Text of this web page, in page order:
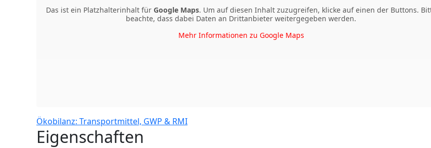
Das ist ein Platzhalterinhalt für Google Maps. Um auf diesen Inhalt zuzugreifen, klicke auf einen der Buttons.
beachte, dass dabei Daten an Drittanbieter weitergegeben werden.
Mehr Informationen zu Google Maps
Ökobilanz: Transportmittel, GWP & RMI
Eigenschaften